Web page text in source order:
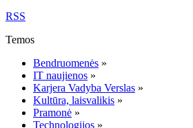
RSS
Temos
Bendruomenės »
IT naujienos »
Karjera Vadyba Verslas »
Kultūra, laisvalikis »
Pramonė »
Technologijos »